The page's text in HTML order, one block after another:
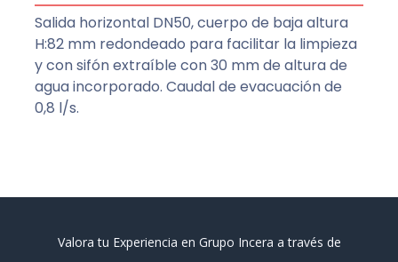
Salida horizontal DN50, cuerpo de baja altura
H:82 mm redondeado para facilitar la limpieza
y con sifón extraíble con 30 mm de altura de
agua incorporado. Caudal de evacuación de
0,8 l/s.
Valora tu Experiencia en Grupo Incera a través de